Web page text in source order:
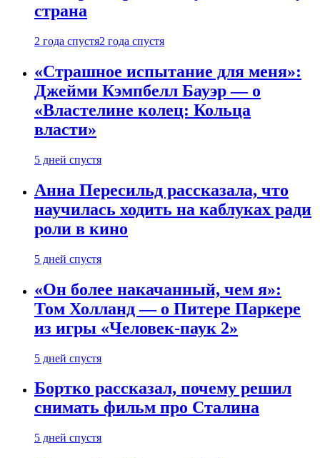
страна
2 года спустя2 года спустя
«Страшное испытание для меня»:
Джейми Кэмпбелл Бауэр — о
«Властелине колец: Кольца
власти»
5 дней спустя
Анна Пересильд рассказала, что
научилась ходить на каблуках ради
роли в кино
5 дней спустя
«Он более накачанный, чем я»:
Том Холланд — о Питере Паркере
из игры «Человек-паук 2»
5 дней спустя
Бортко рассказал, почему решил
снимать фильм про Сталина
5 дней спустя